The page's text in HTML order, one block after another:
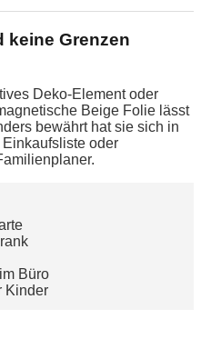
keine Grenzen
Deko-Element oder
Beige Folie lässt
bewährt hat sie sich in
oder
Büro
Kinder